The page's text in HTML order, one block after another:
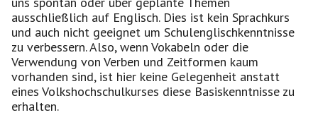
ausschließlich auf Englisch. Dies ist kein Sprachkurs
und auch nicht geeignet um Schulenglischkenntnisse
zu verbessern. Also, wenn Vokabeln oder die
Verwendung von Verben und Zeitformen kaum
vorhanden sind, ist hier keine Gelegenheit anstatt
eines Volkshochschulkurses diese Basiskenntnisse zu
erhalten.